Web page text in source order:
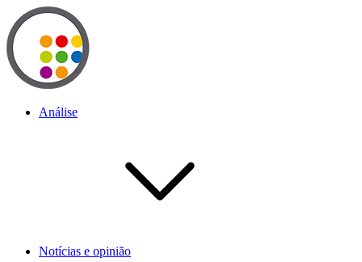
Análise
Notícias e opinião